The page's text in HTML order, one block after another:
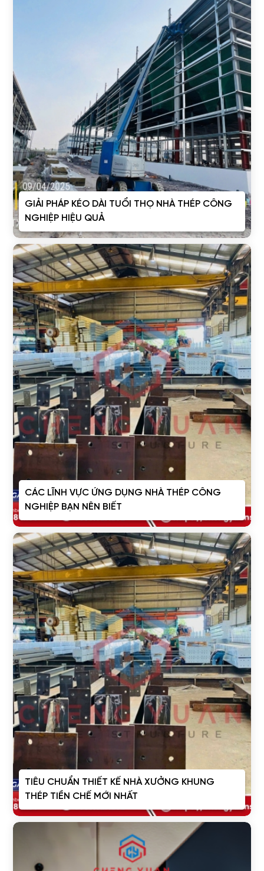
GIẢI PHÁP KÉO DÀI TUỔI THỌ NHÀ THÉP CÔNG
NGHIỆP HIỆU QUẢ
CÁC LĨNH VỰC ỨNG DỤNG NHÀ THÉP CÔNG
NGHIỆP BẠN NÊN BIẾT
TIÊU CHUẨN THIẾT KẾ NHÀ XƯỞNG KHUNG
THÉP TIỀN CHẾ MỚI NHẤT